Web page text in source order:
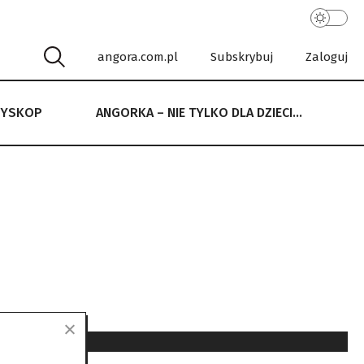
angora.com.pl Subskrybuj Zaloguj
ANGORKA – NIE TYLKO DLA DZIECI…
NIE TYLKO DLA DZIECI…